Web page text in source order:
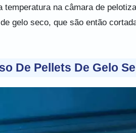
na câmara de
gelo seco, que são então
De Pellets De Gelo